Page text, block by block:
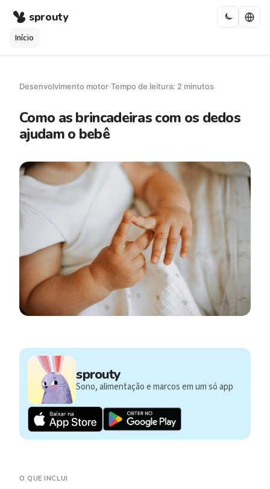
sprouty
Início
Desenvolvimento motor·Tempo de leitura: 2 minutos
Como as brincadeiras com os dedos
ajudam o bebê
sprouty
Sono, alimentação e marcos em um só app
O QUE INCLUI